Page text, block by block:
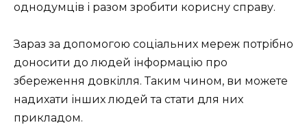
однодумців і разом зробити корисну справу.
Зараз за допомогою соціальних мереж потрібно
доносити до людей інформацію про
збереження довкілля. Таким чином, ви можете
надихати інших людей та стати для них
прикладом.